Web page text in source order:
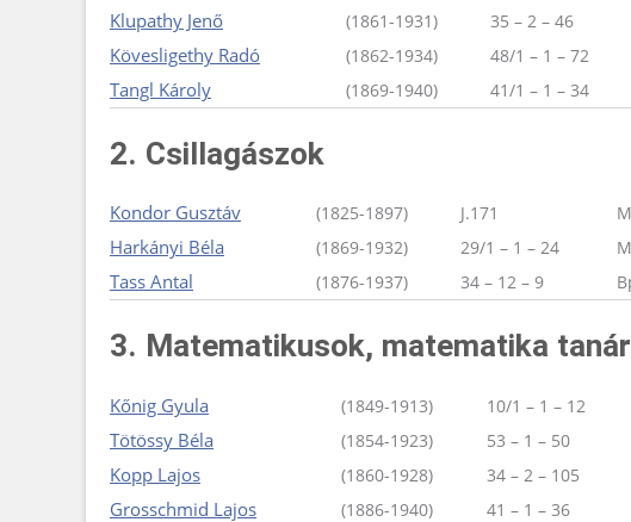
Klupathy Jenő (1861-1931) 35 – 2 – 46
Kövesligethy Radó (1862-1934) 48/1 – 1 – 72
Tangl Károly (1869-1940) 41/1 – 1 – 34
2. Csillagászok
Kondor Gusztáv (1825-1897) J.171
Harkányi Béla (1869-1932) 29/1 – 1 – 24
Tass Antal (1876-1937) 34 – 12 – 9
3. Matematikusok, matematika
Kőnig Gyula (1849-1913) 10/1 – 1 – 12
Tötössy Béla (1854-1923) 53 – 1 – 50
Kopp Lajos (1860-1928) 34 – 2 – 105
Grosschmid Lajos (1886-1940) 41 – 1 – 36